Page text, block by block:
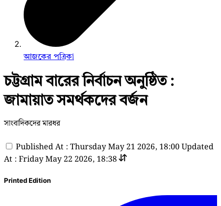
আজকের পত্রিকা
চট্টগ্রাম বারের নির্বাচন অনুষ্ঠিত :
জামায়াত সমর্থকদের বর্জন
সাংবাদিকদের মারধর
Published At : Thursday May 21 2026, 18:00Updated
At : Friday May 22 2026, 18:38
Printed Edition